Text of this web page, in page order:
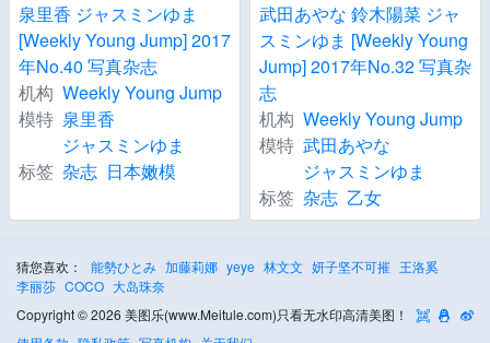
泉里香 ジャスミンゆま
[Weekly Young Jump] 2017
年No.40 写真杂志
机构 Weekly Young Jump
模特 泉里香
ジャスミンゆま
标签 杂志 日本嫩模
武田あやな 鈴木陽菜 ジャ
スミンゆま [Weekly Young
Jump] 2017年No.32 写真杂
志
机构 Weekly Young Jump
模特 武田あやな
ジャスミンゆま
标签 杂志 乙女
猜您喜欢： 能勢ひとみ 加藤莉娜 yeye 林文文 妍子坚不可摧 王洛奚
李丽莎 COCO 大岛珠奈
Copyright © 2026 美图乐(www.Meitule.com)只看无水印高清美图！